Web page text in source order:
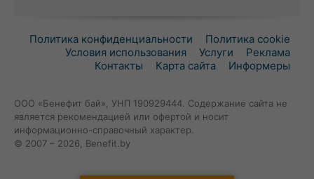
Политика конфиденциальности
Политика cookie
Условия использования
Услуги
Реклама
Контакты
Карта сайта Информеры
ООО «Бенефит бай», УНП 190929444. Содержание сайта не
является рекомендацией или офертой и носит
информационно-справочный характер.
© 2007 – 2026, Benefit.by